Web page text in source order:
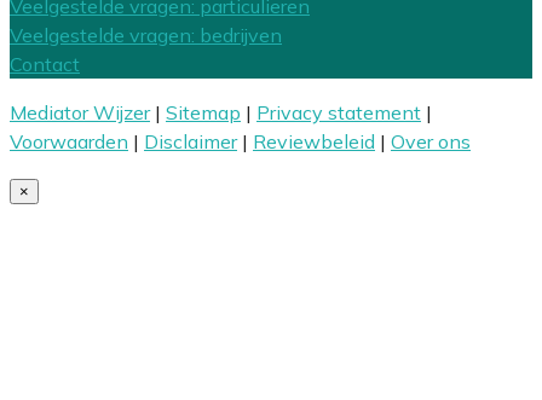
Veelgestelde vragen: particulieren
Veelgestelde vragen: bedrijven
Contact
Mediator Wijzer| Sitemap | Privacy statement |
Voorwaarden | Disclaimer| Reviewbeleid | Over ons
×